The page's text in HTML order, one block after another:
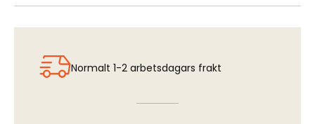
Normalt 1-2 arbetsdagars frakt